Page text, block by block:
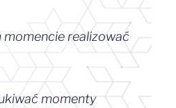
momencie realizować
momenty